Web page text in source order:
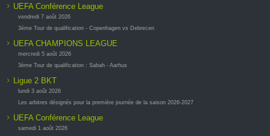
UEFA Conférence League
vendredi 7 août 2026
3ème Tour de qualification - Copenhagen vs Debrecen
UEFA CHAMPIONS LEAGUE
mercredi 5 août 2026
3ème Tour de qualification : Sabah - Aarhus
Ligue 2 BKT
lundi 3 août 2026
Les arbitres désignés pour la première journée de la saison 2026-2027
UEFA Conférence League
samedi 1 août 2026